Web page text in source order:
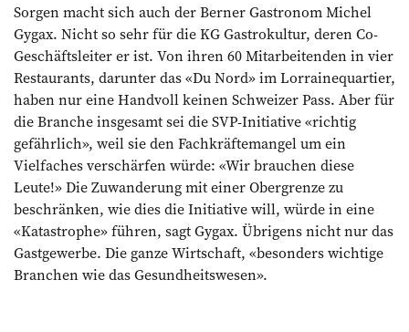
Sorgen macht sich auch der Berner Gastronom Michel
Gygax. Nicht so sehr für die KG Gastrokultur, deren Co-
Geschäftsleiter er ist. Von ihren 60 Mitarbeitenden in vier
Restaurants, darunter das «Du Nord» im Lorrainequartier,
haben nur eine Handvoll keinen Schweizer Pass. Aber für
die Branche insgesamt sei die SVP-Initiative «richtig
gefährlich», weil sie den Fachkräftemangel um ein
Vielfaches verschärfen würde: «Wir brauchen diese
Leute!» Die Zuwanderung mit einer Obergrenze zu
beschränken, wie dies die Initiative will, würde in eine
«Katastrophe» führen, sagt Gygax. Übrigens nicht nur das
Gastgewerbe. Die ganze Wirtschaft, «besonders wichtige
Branchen wie das Gesundheitswesen».